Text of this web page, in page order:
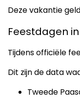
Deze vakantie
Feestdagen
Tijdens officiële
Dit zijn de data
Tweede